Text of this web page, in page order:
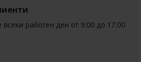
работен ден от 9:00 до 17:00